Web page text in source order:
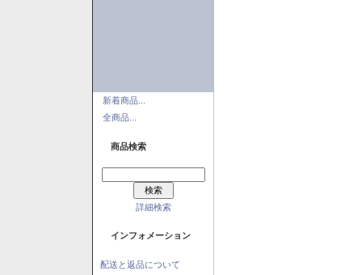
新着商品...
全商品...
商品検索
詳細検索
インフォメーション
配送と返品について